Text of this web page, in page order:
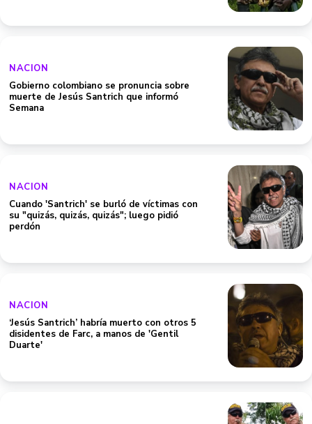
NACION
Gobierno colombiano se pronuncia sobre
muerte de Jesús Santrich que informó
Semana
NACION
Cuando 'Santrich' se burló de víctimas con
su "quizás, quizás, quizás"; luego pidió
perdón
NACION
‘Jesús Santrich’ habría muerto con otros 5
disidentes de Farc, a manos de 'Gentil
Duarte'